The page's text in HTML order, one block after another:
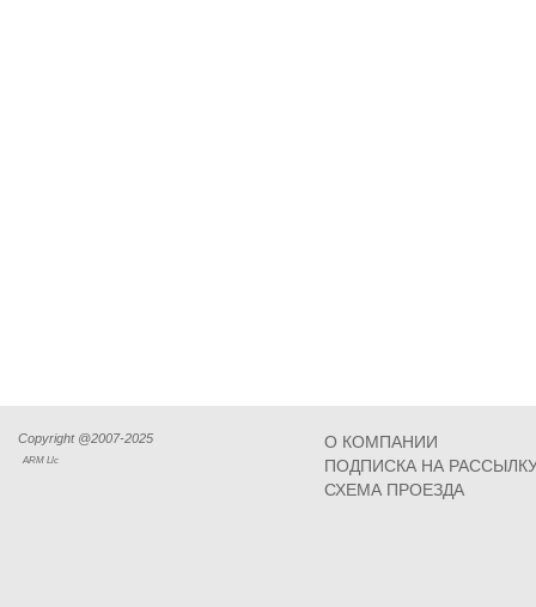
Copyright @2007-2025
ARM Llc
О КОМПАНИИ
ПОДПИСКА НА
СХЕМА ПРОЕЗДА